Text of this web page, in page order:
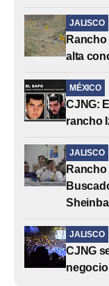
JALISCO
alta
MÉXICO
CJNG:
rancho
JALISCO
JALISCO
CJNG